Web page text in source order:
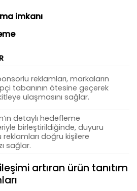
imkanı
reklamları, markaların
tabanının ötesine geçerek
ulaşmasını sağlar.
detaylı hedefleme
birleştirildiğinde, duyuru
doğru kişilere
sağlar.
artıran ürün tanıtım